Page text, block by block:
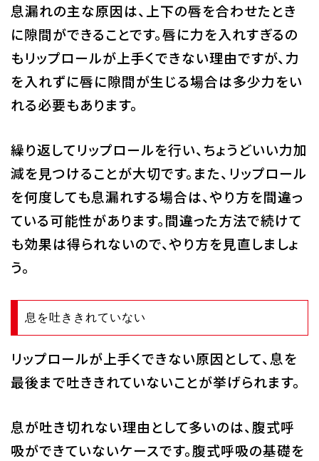
息漏れの主な原因は、上下の唇を合わせたとき
に隙間ができることです。唇に力を入れすぎるの
もリップロールが上手くできない理由ですが、力
を入れずに唇に隙間が生じる場合は多少力をい
れる必要もあります。
繰り返してリップロールを行い、ちょうどいい力加
減を見つけることが大切です。また、リップロール
を何度しても息漏れする場合は、やり方を間違っ
ている可能性があります。間違った方法で続けて
も効果は得られないので、やり方を見直しましょ
う。
息を吐ききれていない
リップロールが上手くできない原因として、息を
最後まで吐ききれていないことが挙げられます。
息が吐き切れない理由として多いのは、腹式呼
吸ができていないケースです。腹式呼吸の基礎を